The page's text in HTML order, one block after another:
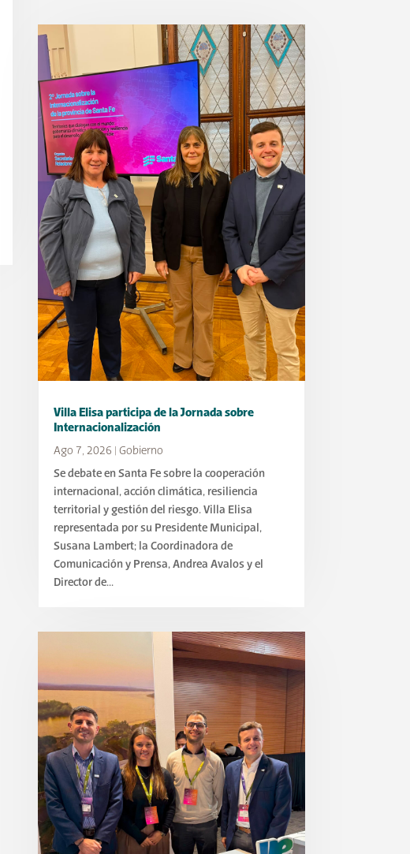
Villa Elisa participa de la Jornada sobre
Internacionalización
Ago 7, 2026
Gobierno
Se debate en Santa Fe sobre la cooperación
internacional, acción climática, resiliencia
territorial y gestión del riesgo. Villa Elisa
representada por su Presidente Municipal,
Susana Lambert; la Coordinadora de
Comunicación y Prensa, Andrea Avalos y el
Director de...